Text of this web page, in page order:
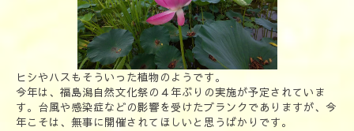
ヒシやハスもそういった植物のようです。
今年は、福島潟自然文化祭の４年ぶりの実施が予定されていま
す。台風や感染症などの影響を受けたブランクでありますが、今
年こそは、無事に開催されてほしいと思うばかりです。